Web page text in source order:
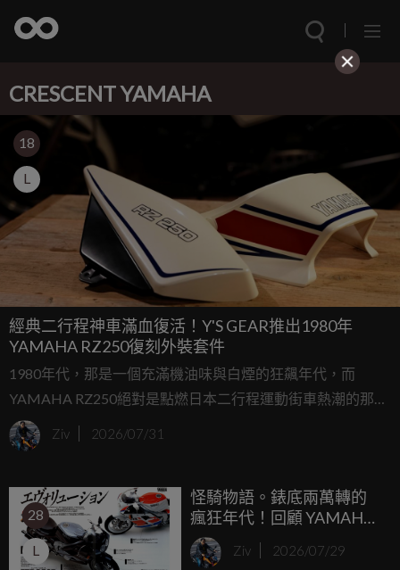
CRESCENT YAMAHA
18
L
經典二行程神車滿血復活！Y'S GEAR推出1980年
YAMAHA RZ250復刻外裝套件
1980年代，那是一個充滿機油味與白煙的狂飆年代，而
YAMAHA RZ250絕對是點燃日本二行程運動街車熱潮的那根
重要火柴，時隔四十多年，當年的神車如今大多面臨零件斷
料的窘境，不過別擔心，專屬YAMAHA的改裝升級品牌Y'S
的原廠外觀套件於令和時代重新甦醒。
Ziv 2026/07/31
28
L
怪騎物語。錶底兩萬轉的
瘋狂年代！回顧 YAMAHA
FZR250R 的 250c.c. 四缸仿
賽進化史
Ziv 2026/07/29